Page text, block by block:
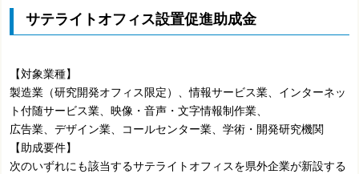
サテライトオフィス設置促進助成金
【対象業種】
製造業（研究開発オフィス限定）、情報サービス業、インターネッ
ト付随サービス業、映像・音声・文字情報制作業、
広告業、デザイン業、コールセンター業、学術・開発研究機関
【助成要件】
次のいずれにも該当するサテライトオフィスを県外企業が新設する